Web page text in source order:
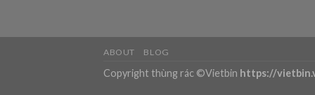
ABOUT BLOG
Copyright thùng rác ©Vietbin https://